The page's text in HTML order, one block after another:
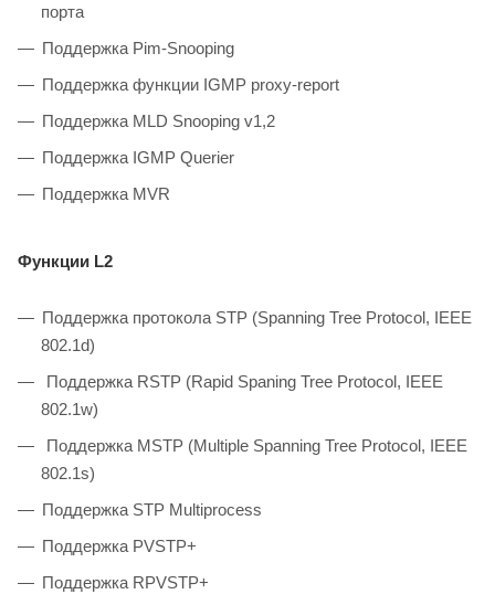
порта
Поддержка Pim-Snooping
Поддержка функции IGMP proxy-report
Поддержка MLD Snooping v1,2
Поддержка IGMP Querier
Поддержка MVR
Функции L2
Поддержка протокола STP (Spanning Tree Protocol, IEEE
802.1d)
Поддержка RSTP (Rapid Spaning Tree Protocol, IEEE
802.1w)
Поддержка MSTP (Multiple Spanning Tree Protocol, IEEE
802.1s)
Поддержка STP Multiprocess
Поддержка PVSTP+
Поддержка RPVSTP+